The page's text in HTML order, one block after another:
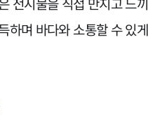
하며 바다와 소통할 수 있게